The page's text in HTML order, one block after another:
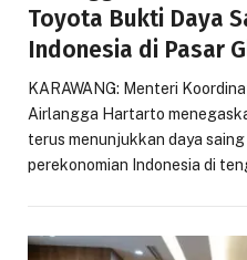
Toyota Bukti Daya
Indonesia di Pasar
KARAWANG: Menteri
Airlangga Hartarto
terus menunjukkan daya
perekonomian Indonesia di